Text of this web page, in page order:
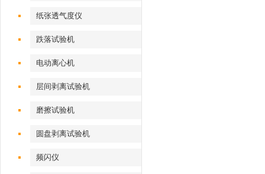
纸张透气度仪
跌落试验机
电动离心机
层间剥离试验机
磨擦试验机
圆盘剥离试验机
频闪仪